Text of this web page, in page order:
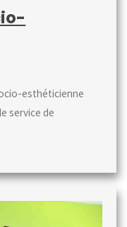
esthéticienne
service de